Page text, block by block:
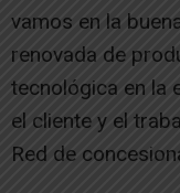
vamos en la
renovada de
tecnológica en la
el cliente y el
Red de